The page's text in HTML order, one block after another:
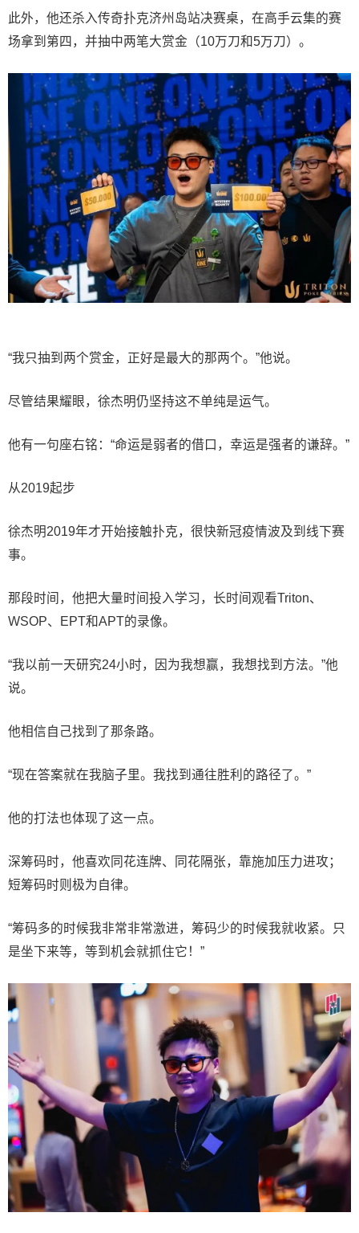
此外，他还杀入传奇扑克济州岛站决赛桌，在高手云集的赛
场拿到第四，并抽中两笔大赏金（10万刀和5万刀）。
“我只抽到两个赏金，正好是最大的那两个。”他说。
尽管结果耀眼，徐杰明仍坚持这不单纯是运气。
他有一句座右铭：“命运是弱者的借口，幸运是强者的谦辞。”
从2019起步
徐杰明2019年才开始接触扑克，很快新冠疫情波及到线下赛
事。
那段时间，他把大量时间投入学习，长时间观看Triton、
WSOP、EPT和APT的录像。
“我以前一天研究24小时，因为我想赢，我想找到方法。”他
说。
他相信自己找到了那条路。
“现在答案就在我脑子里。我找到通往胜利的路径了。”
他的打法也体现了这一点。
深筹码时，他喜欢同花连牌、同花隔张，靠施加压力进攻；
短筹码时则极为自律。
“筹码多的时候我非常非常激进，筹码少的时候我就收紧。只
是坐下来等，等到机会就抓住它！”